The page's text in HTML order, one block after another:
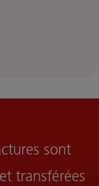
sont
transférées